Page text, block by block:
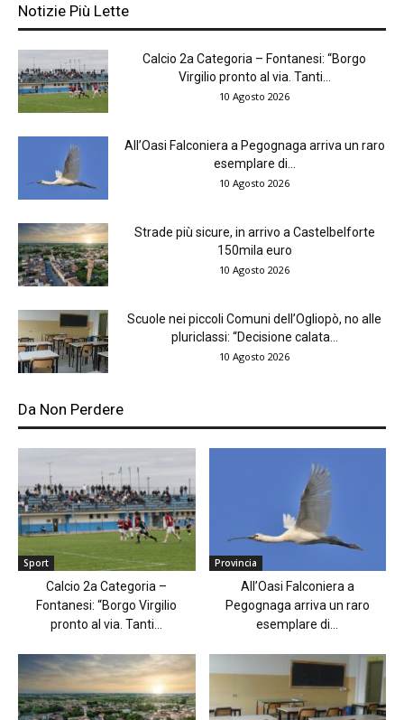
Notizie Più Lette
Calcio 2a Categoria – Fontanesi: “Borgo
Virgilio pronto al via. Tanti...
10 Agosto 2026
All’Oasi Falconiera a Pegognaga arriva un raro
esemplare di...
10 Agosto 2026
Strade più sicure, in arrivo a Castelbelforte
150mila euro
10 Agosto 2026
Scuole nei piccoli Comuni dell’Ogliopò, no alle
pluriclassi: “Decisione calata...
10 Agosto 2026
Da Non Perdere
Sport
Calcio 2a Categoria –
Fontanesi: “Borgo Virgilio
pronto al via. Tanti...
Provincia
All’Oasi Falconiera a
Pegognaga arriva un raro
esemplare di...